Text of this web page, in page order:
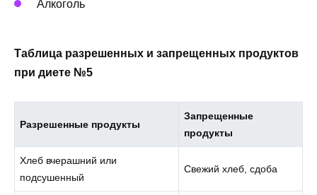
Алкоголь
Таблица разрешенных и запрещенных продуктов
при диете №5
Разрешенные продукты
Запрещенные
продукты
Хлеб вчерашний или
подсушенный
Свежий хлеб, сдоба